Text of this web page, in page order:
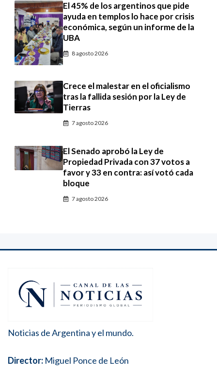
El 45% de los argentinos que pide
ayuda en templos lo hace por crisis
económica, según un informe de la
UBA
8 agosto 2026
Crece el malestar en el oficialismo
tras la fallida sesión por la Ley de
Tierras
7 agosto 2026
El Senado aprobó la Ley de
Propiedad Privada con 37 votos a
favor y 33 en contra: así votó cada
bloque
7 agosto 2026
Noticias de Argentina y el mundo.
Director: Miguel Ponce de León